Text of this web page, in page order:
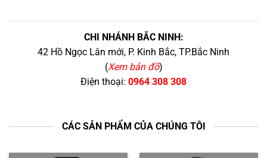
CHI NHÁNH BẮC NINH:
42 Hồ Ngọc Lân mới, P. Kinh Bắc, TP.Bắc Ninh
(Xem bản đồ)
Điện thoại: 0964 308 308
CÁC SẢN PHẨM CỦA CHÚNG TÔI